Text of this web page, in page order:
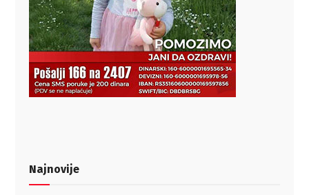
Najnovije